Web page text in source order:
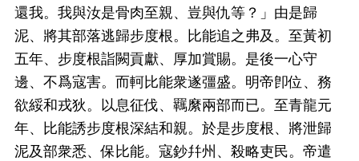
還我。我與汝是骨肉至親、豈與仇等？」由是歸
泥、將其部落逃歸步度根。比能追之弗及。至黃初
五年、步度根詣闕貢獻、厚加賞賜。是後一心守
邊、不爲寇害。而軻比能衆遂彊盛。明帝卽位、務
欲綏和戎狄。以息征伐、羈縻兩部而已。至青龍元
年、比能誘步度根深結和親。於是步度根、將泄歸
泥及部衆悉、保比能。寇鈔幷州、殺略吏民。帝遣